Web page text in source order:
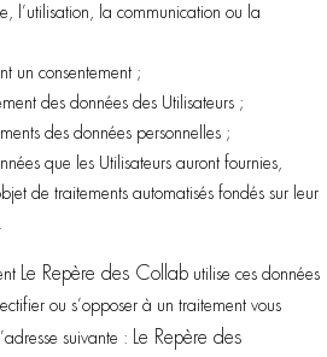
l’utilisation, la communication ou la
un consentement ;
des données des Utilisateurs ;
des données personnelles ;
que les Utilisateurs auront fournies,
de traitements automatisés fondés sur leur
Le Repère des Collab utilise ces données
ou s’opposer à un traitement vous
suivante : Le Repère des